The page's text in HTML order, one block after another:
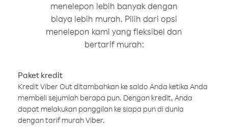
menelepon lebih banyak dengan
biaya lebih murah. Pilih dari opsi
menelepon kami yang fleksibel dan
bertarif murah:
Paket kredit
Kredit Viber Out ditambahkan ke saldo Anda ketika Anda
membeli sejumlah berapa pun. Dengan kredit, Anda
dapat melakukan panggilan ke siapa pun di dunia
dengan tarif murah Viber.